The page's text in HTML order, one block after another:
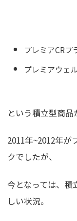
プレミアCRプ
プレミアウェ
という積立型商品
2011年~2012年が
クでしたが、
今となっては、積
しい状況。